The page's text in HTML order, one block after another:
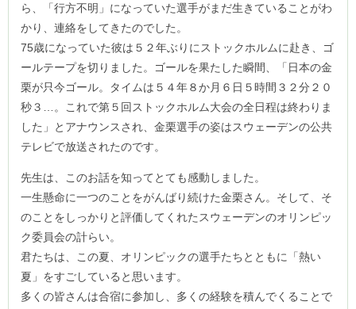
ら、「行方不明」になっていた選手がまだ生きていることがわ
かり、連絡をしてきたのでした。
75歳になっていた彼は５２年ぶりにストックホルムに赴き、ゴ
ールテープを切りました。ゴールを果たした瞬間、「日本の金
栗が只今ゴール。タイムは５４年８か月６日５時間３２分２０
秒３…。これで第５回ストックホルム大会の全日程は終わりま
した」とアナウンスされ、金栗選手の姿はスウェーデンの公共
テレビで放送されたのです。
先生は、このお話を知ってとても感動しました。
一生懸命に一つのことをがんばり続けた金栗さん。そして、そ
のことをしっかりと評価してくれたスウェーデンのオリンピッ
ク委員会の計らい。
君たちは、この夏、オリンピックの選手たちとともに「熱い
夏」をすごしていると思います。
多くの皆さんは合宿に参加し、多くの経験を積んでくることで